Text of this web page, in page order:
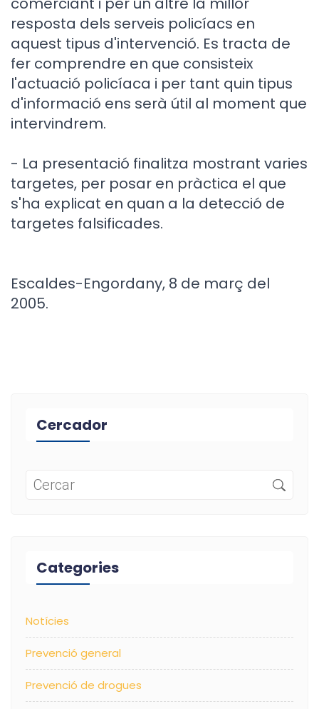
resposta dels serveis policíacs en
aquest tipus d'intervenció. Es tracta de
fer comprendre en que consisteix
l'actuació policíaca i per tant quin tipus
d'informació ens serà útil al moment que
intervindrem.
- La presentació finalitza mostrant varies
targetes, per posar en pràctica el que
s'ha explicat en quan a la detecció de
targetes falsificades.
Escaldes-Engordany, 8 de març del
2005.
Cercador
Categories
Notícies
Prevenció general
Prevenció de drogues